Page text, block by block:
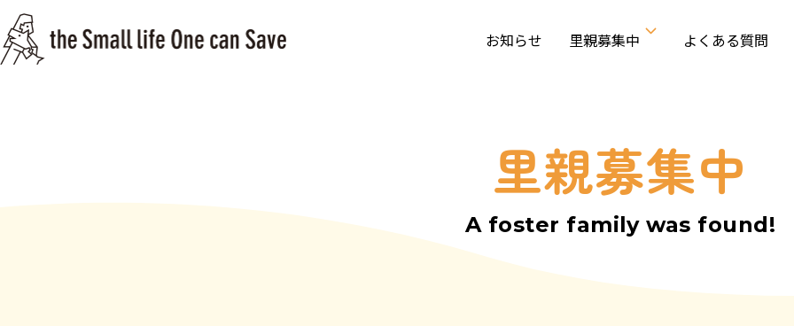
お知らせ 里親募集中 よくある質問
里親募集中
A foster family was found!